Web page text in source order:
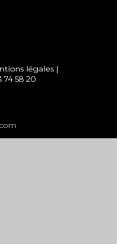
légales|
74 58 20